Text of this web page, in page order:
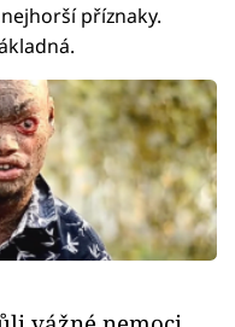
příznaky.